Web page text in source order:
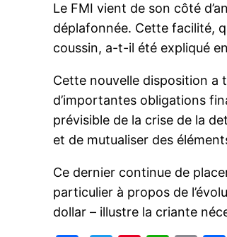
Le FMI vient de son côté
déplafonnée. Cette facilité,
coussin, a-t-il été expliqué
Cette nouvelle disposition a
d’importantes obligations
prévisible de la crise de la
et de mutualiser des
Ce dernier continue de
particulier à propos de
dollar – illustre la criante